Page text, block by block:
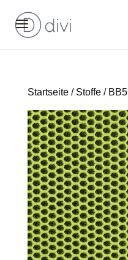
Startseite/ Stoffe/ BB5